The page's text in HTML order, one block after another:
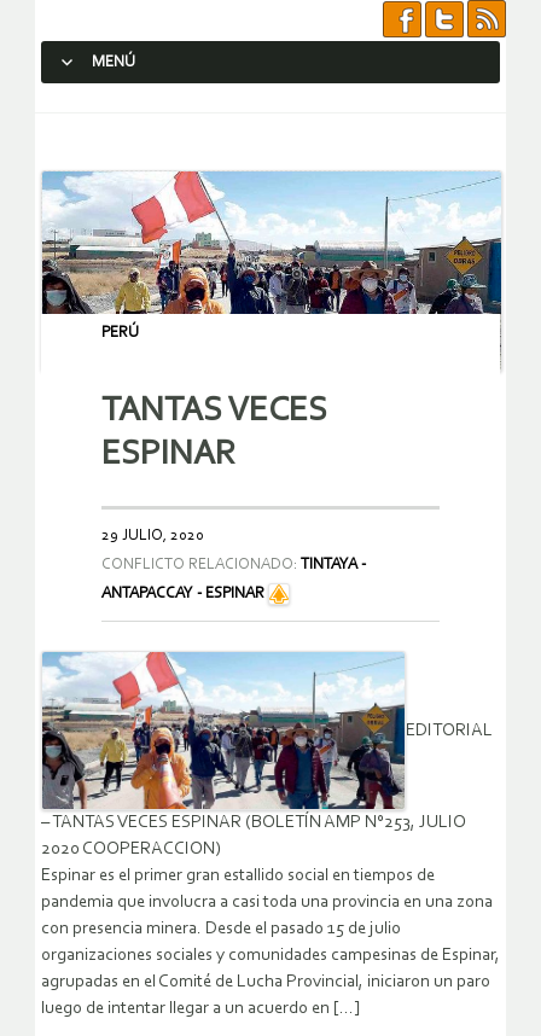
MENÚ
PERÚ
TANTAS VECES
ESPINAR
29 JULIO, 2020
CONFLICTO RELACIONADO: TINTAYA -
ANTAPACCAY - ESPINAR
EDITORIAL
– TANTAS VECES ESPINAR (BOLETÍN AMP N°253, JULIO
2020 COOPERACCION)
Espinar es el primer gran estallido social en tiempos de
pandemia que involucra a casi toda una provincia en una zona
con presencia minera. Desde el pasado 15 de julio
organizaciones sociales y comunidades campesinas de Espinar,
agrupadas en el Comité de Lucha Provincial, iniciaron un paro
luego de intentar llegar a un acuerdo en […]